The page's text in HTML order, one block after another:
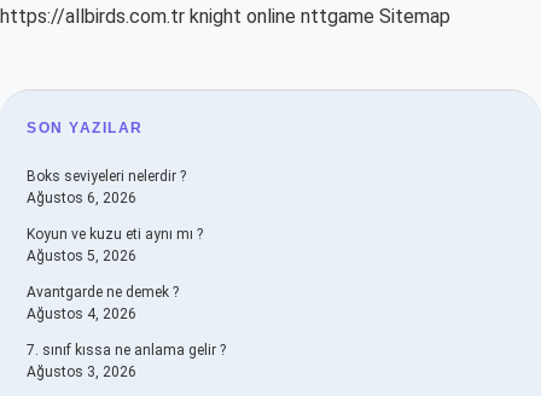
https://allbirds.com.tr knight online nttgame Sitemap
SIDEBAR
SON YAZILAR
Boks seviyeleri nelerdir ?
Ağustos 6, 2026
Koyun ve kuzu eti aynı mı ?
Ağustos 5, 2026
Avantgarde ne demek ?
Ağustos 4, 2026
7. sınıf kıssa ne anlama gelir ?
Ağustos 3, 2026